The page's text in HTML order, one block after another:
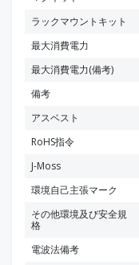
ラックマウントキット
最大消費電力
最大消費電力(備考)
備考
アスベスト
RoHS指令
J-Moss
環境自己主張マーク
その他環境及び安全規
格
電波法備考